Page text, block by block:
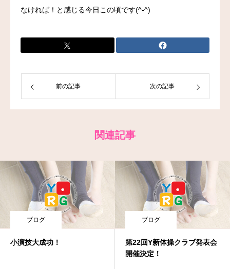
なければ！と感じる今日この頃です(^-^)
前の記事 次の記事
関連記事
ブログ
小演技大成功！
ブログ
第22回Y新体操クラブ発表会
開催決定！
ブログ